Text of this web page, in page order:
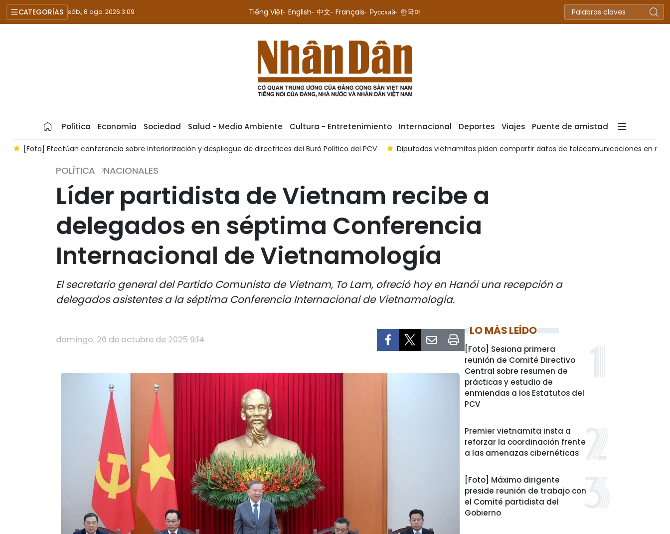
CATEGORÍAS sáb., 8 ago. 2026 3:09 Tiếng Việt English 中文 Français Русский 한국어
Política Economía Sociedad Salud - Medio Ambiente Cultura - Entretenimiento Internacional Deportes Viajes Puente de amistad
[Foto] Efectúan conferencia sobre interiorización y despliegue de directrices del Buró Político del PCV Diputados vietnamitas piden compartir datos de telecomunicaciones en
POLÍTICA NACIONALES
Líder partidista de Vietnam recibe a
delegados en séptima Conferencia
Internacional de Vietnamología
El secretario general del Partido Comunista de Vietnam, To Lam, ofreció hoy en Hanói una recepción a
delegados asistentes a la séptima Conferencia Internacional de Vietnamología.
domingo, 26 de octubre de 2025 9:14
LO MÁS LEÍDO
[Foto] Sesiona primera
reunión de Comité Directivo
Central sobre resumen de
prácticas y estudio de
enmiendas a los Estatutos del
PCV
Premier vietnamita insta a
reforzar la coordinación frente
a las amenazas cibernéticas
[Foto] Máximo dirigente
preside reunión de trabajo con
el Comité partidista del
Gobierno